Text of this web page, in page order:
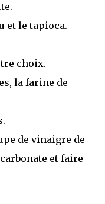
et le tapioca.
choix.
la farine de
de vinaigre de
et faire